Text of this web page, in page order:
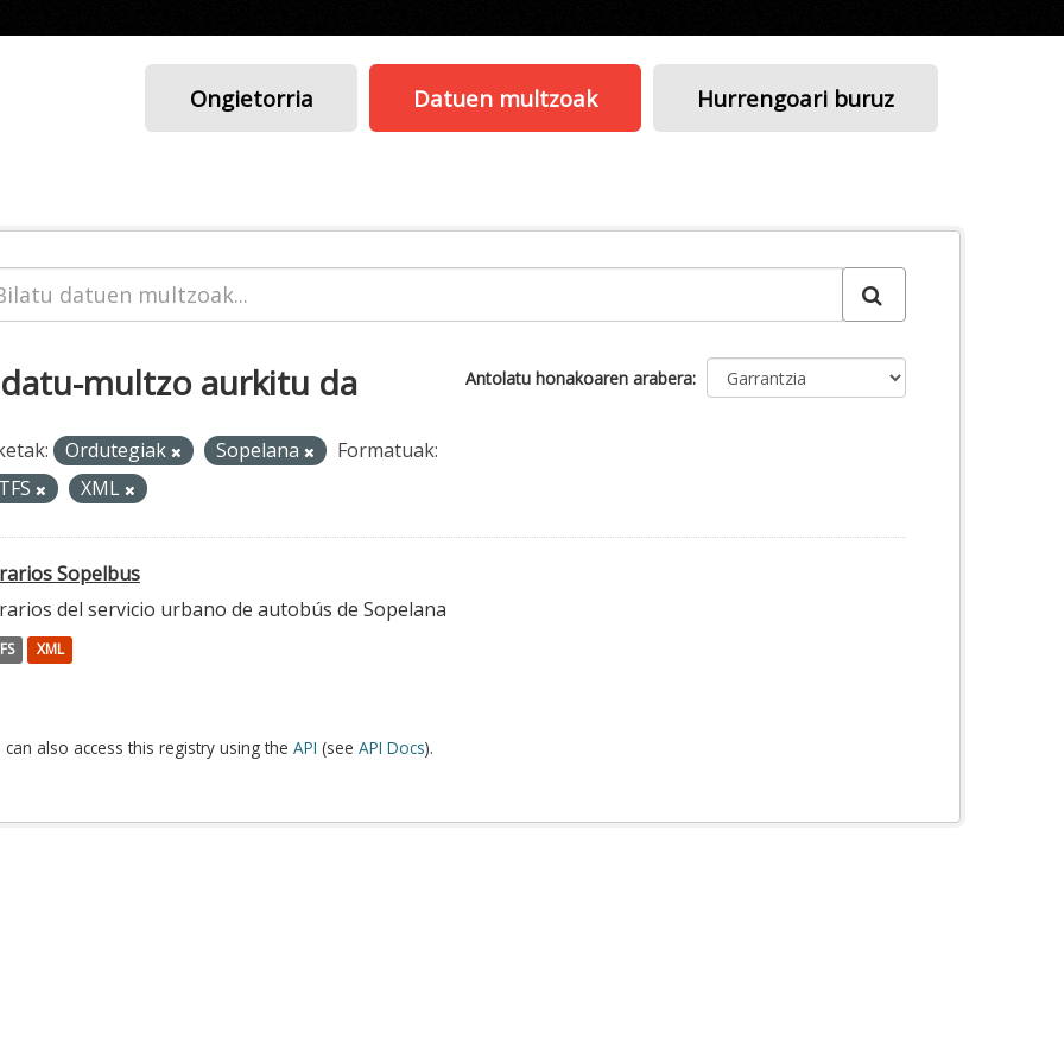
Ongietorria Datuen multzoak Hurrengoari buruz
Antolatu honakoaren arabera
multzo aurkitu da
Ordutegiak Sopelana
Formatuak:
XML
Sopelbus
del servicio urbano de autobús de Sopelana
XML
can also access this registry using the API (see API Docs).